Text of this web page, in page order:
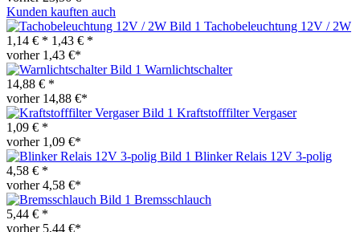
Kunden kauften auch
Tachobeleuchtung 12V / 2W
1,14 € * 1,43 € *
vorher 1,43 €*
Warnlichtschalter
14,88 € *
vorher 14,88 €*
Kraftstofffilter Vergaser
1,09 € *
vorher 1,09 €*
Blinker Relais 12V 3-polig
4,58 € *
vorher 4,58 €*
Bremsschlauch
5,44 € *
vorher 5,44 €*